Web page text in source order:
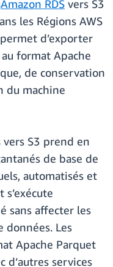
Amazon RDS vers S3
les Régions AWS
d’exporter
format Apache
de conservation
du machine
vers S3 prend en
de base de
automatisés et
s’exécute
sans affecter les
données. Les
Apache Parquet
d’autres services